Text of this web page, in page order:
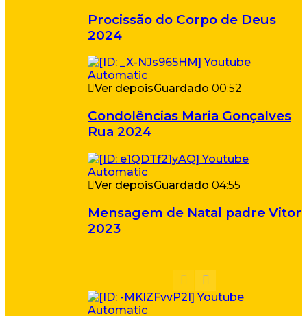
Procissão do Corpo de Deus
2024
Ver depoisGuardado 00:52
Condolências Maria Gonçalves
Rua 2024
Ver depoisGuardado 04:55
Mensagem de Natal padre Vitor
2023